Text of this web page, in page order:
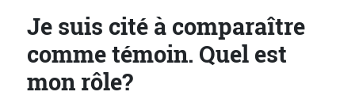
Je suis cité à comparaître
comme témoin. Quel est
mon rôle?